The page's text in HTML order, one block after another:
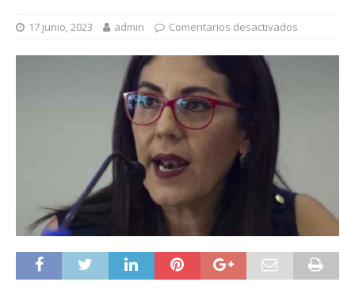
17 junio, 2023 admin Comentarios desactivados